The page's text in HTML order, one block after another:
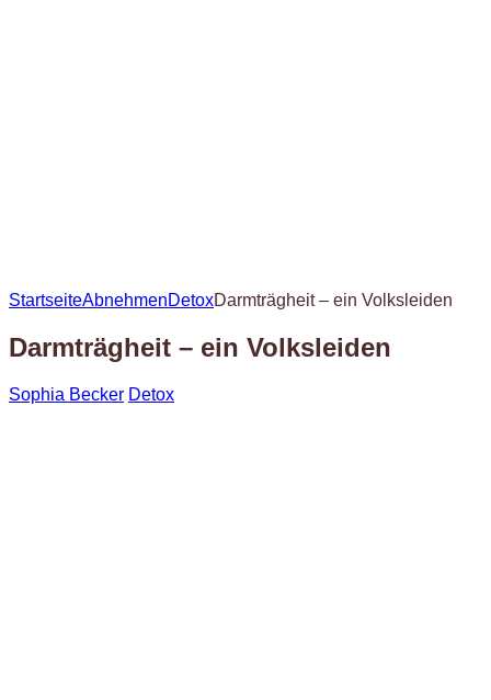
StartseiteAbnehmenDetoxDarmträgheit – ein Volksleiden
Darmträgheit – ein Volksleiden
Sophia Becker Detox